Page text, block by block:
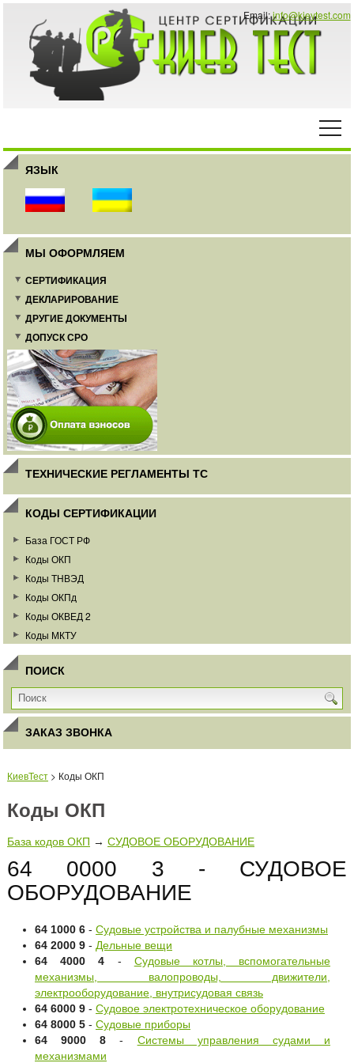
Email:info@kievtest.com
ЯЗЫК
МЫ ОФОРМЛЯЕМ
СЕРТИФИКАЦИЯ
ДЕКЛАРИРОВАНИЕ
ДРУГИЕ ДОКУМЕНТЫ
ДОПУСК СРО
ТЕХНИЧЕСКИЕ РЕГЛАМЕНТЫ ТС
КОДЫ СЕРТИФИКАЦИИ
База ГОСТ РФ
Коды ОКП
Коды ТНВЭД
Коды ОКПд
Коды ОКВЕД 2
Коды МКТУ
ПОИСК
ЗАКАЗ ЗВОНКА
КиевТест > Коды ОКП
Коды ОКП
База кодов ОКП → СУДОВОЕ ОБОРУДОВАНИЕ
64 0000 3 - СУДОВОЕ
ОБОРУДОВАНИЕ
64 1000 6 - Судовые устройства и палубные механизмы
64 2000 9 - Дельные вещи
64 4000 4 - Судовые котлы, вспомогательные
механизмы, валопроводы, движители,
электрооборудование, внутрисудовая связь
64 6000 9 - Судовое электротехническое оборудование
64 8000 5 - Судовые приборы
64 9000 8 - Системы управления судами и
механизмами